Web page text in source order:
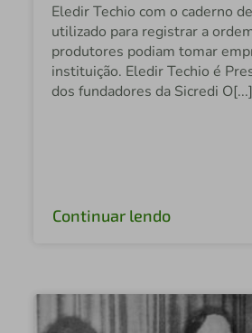
Eledir Techio com o caderno
utilizado para registrar a
produtores podiam tomar
instituição. Eledir Techio é
dos fundadores da Sicredi O[...]
Continuar lendo